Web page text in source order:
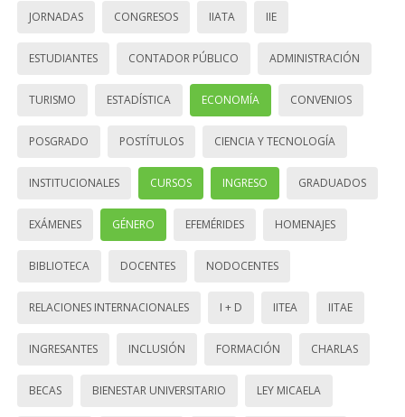
JORNADAS CONGRESOS IIATA IIE
ESTUDIANTES CONTADOR PÚBLICO ADMINISTRACIÓN
TURISMO ESTADÍSTICA ECONOMÍA CONVENIOS
POSGRADO POSTÍTULOS CIENCIA Y TECNOLOGÍA
INSTITUCIONALES CURSOS INGRESO GRADUADOS
EXÁMENES GÉNERO EFEMÉRIDES HOMENAJES
BIBLIOTECA DOCENTES NODOCENTES
RELACIONES INTERNACIONALES I + D IITEA IITAE
INGRESANTES INCLUSIÓN FORMACIÓN CHARLAS
BECAS BIENESTAR UNIVERSITARIO LEY MICAELA